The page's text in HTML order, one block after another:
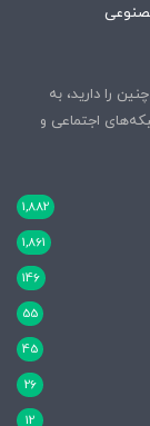
را دارید، به
اجتماعی و
1,882
1,861
146
55
45
26
12